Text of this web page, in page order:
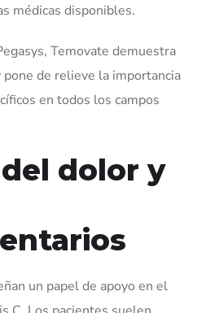
médicas disponibles.
Temovate demuestra
de relieve la importancia
en todos los campos
dolor y
un papel de apoyo en el